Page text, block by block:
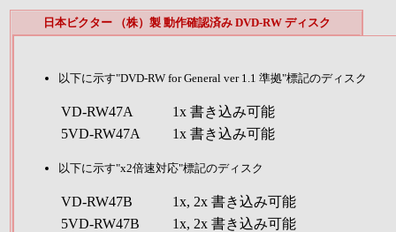
日本ビクター （株）製 動作確認済み DVD-RW ディスク
以下に示す"DVD-RW for General ver 1.1 準拠"標記のディスク
VD-RW47A
1x 書き込み可能
5VD-RW47A
1x 書き込み可能
以下に示す"x2倍速対応"標記のディスク
VD-RW47B
1x, 2x 書き込み可能
5VD-RW47B 1x, 2x 書き込み可能